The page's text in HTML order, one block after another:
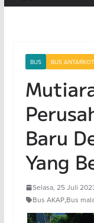
BUS BUS
Baru
Yang
Selasa, 25 Juli
Bus AKAP,Bus